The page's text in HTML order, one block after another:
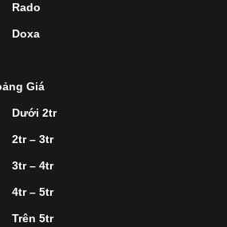
Rado
Doxa
Giá
Dưới 2tr
2tr – 3tr
3tr – 4tr
4tr – 5tr
Trên 5tr